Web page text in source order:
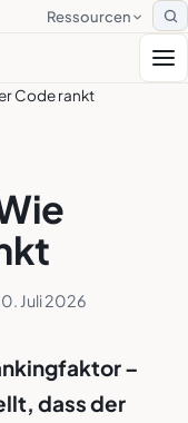
Ressourcen
Code rankt
Juli 2026
–
dass der